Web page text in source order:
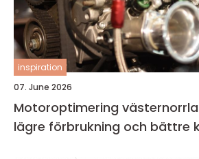
inspiration
07. June 2026
Motoroptimering västernorrland mer
lägre förbrukning och bättre